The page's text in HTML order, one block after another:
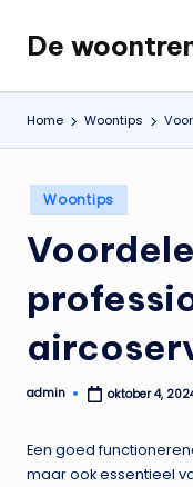
de
inhoud
De
Interieur
en
lifestyle
Home Woontips
Geplaatst
in
Woontips
Geplaatst
admin oktober 4,
Een goed
maar ook essentieel